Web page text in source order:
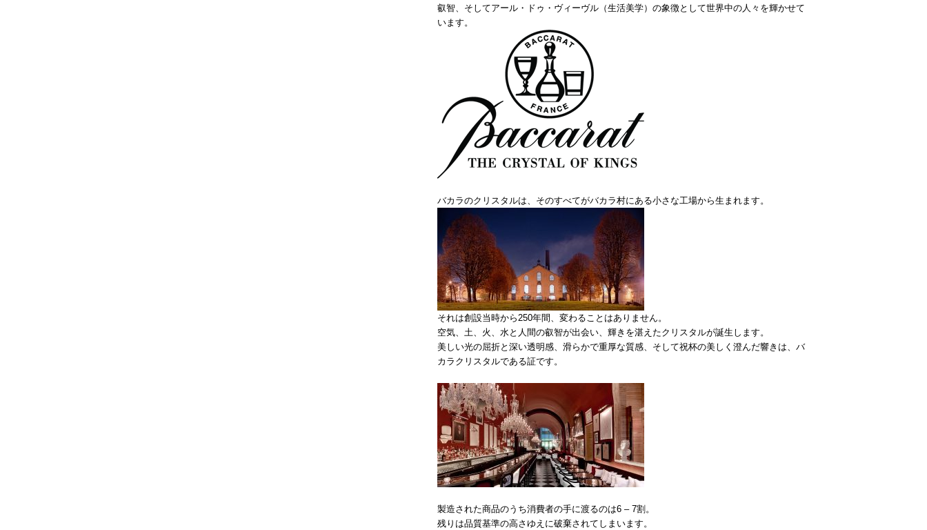
叡智、そしてアール・ドゥ・ヴィーヴル（生活美学）の象徴として世界中の人々を輝かせて
います。
バカラのクリスタルは、そのすべてがバカラ村にある小さな工場から生まれます。
それは創設当時から250年間、変わることはありません。
空気、土、火、水と人間の叡智が出会い、輝きを湛えたクリスタルが誕生します。
美しい光の屈折と深い透明感、滑らかで重厚な質感、そして祝杯の美しく澄んだ響きは、バ
カラクリスタルである証です。
製造された商品のうち消費者の手に渡るのは6 – 7割。
残りは品質基準の高さゆえに破棄されてしまいます。